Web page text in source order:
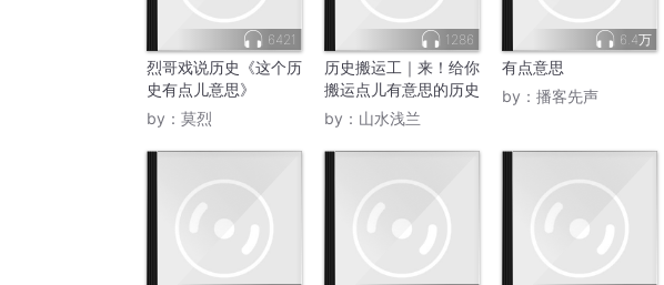
6421
烈哥戏说历史《这个历
史有点儿意思》
by： 莫烈
1286
历史搬运工｜来！给你
搬运点儿有意思的历史
by： 山水浅兰
6.4万
有点意思
by： 播客先声